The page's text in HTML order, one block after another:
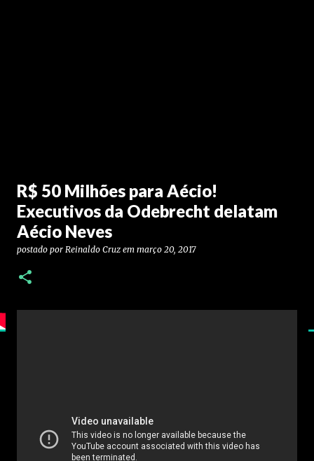
R$ 50 Milhões para Aécio!
Executivos da Odebrecht delatam
Aécio Neves
postado por Reinaldo Cruz em março 20, 2017